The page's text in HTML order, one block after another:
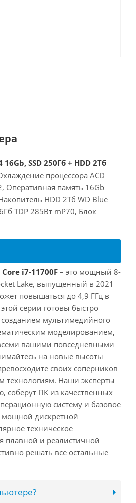
SSD 250Гб + HDD 2Тб
процессора ACD
Оперативная память 16Gb
HDD 2Тб WD Blue
TDP 285Вт mP70, Блок
i7-11700F– это мощный 8-
Lake, выпущенный в 2021
повышаться до 4,9 ГГц в
серии готовы быстро
мультимедийного
моделированием,
вашими повседневными
на новые высоты
своих соперников
технологиям. Наши эксперты
соберут ПК из качественных
систему и базовое
мощной дискретной
техническое
плавной и реалистичной
решать все остальные